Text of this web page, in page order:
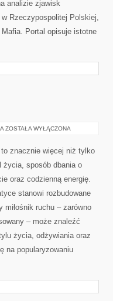
analizie zjawisk
Rzeczypospolitej Polskiej,
Portal opisuje istotne
KARDIO
ZOSTAŁA WYŁĄCZONA
znacznie więcej niż tylko
życia, sposób dbania o
oraz codzienną energię.
stanowi rozbudowane
miłośnik ruchu – zarówno
– może znaleźć
życia, odżywiania oraz
na popularyzowaniu